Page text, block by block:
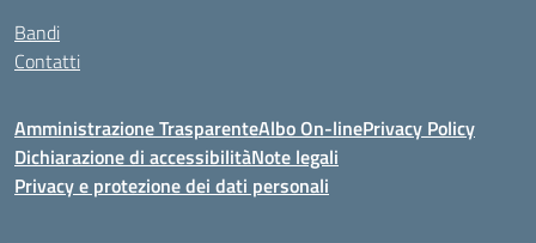
Bandi
Contatti
Amministrazione TrasparenteAlbo On-linePrivacy Policy
Dichiarazione di accessibilitàNote legali
Privacy e protezione dei dati personali